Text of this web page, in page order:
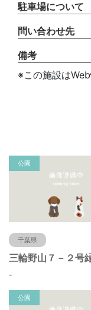
駐車場について
問い合わせ先
備考
※この施設は
公園
千葉県
-
公園